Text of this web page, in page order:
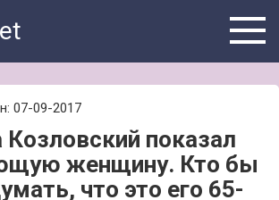
07-09-2017
Козловский показал
женщину. Кто бы
что это его 65-